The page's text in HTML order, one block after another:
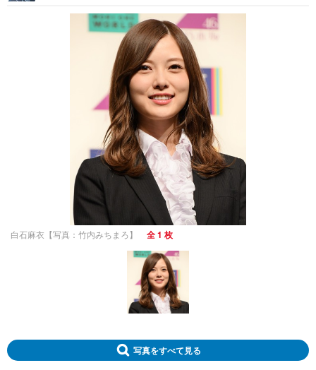
白石麻衣【写真：竹内みちまろ】 全 1 枚
写真をすべて見る